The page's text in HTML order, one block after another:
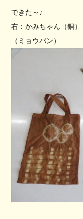
できた～♪
右：かみちゃん（銅）
（ミョウバン）